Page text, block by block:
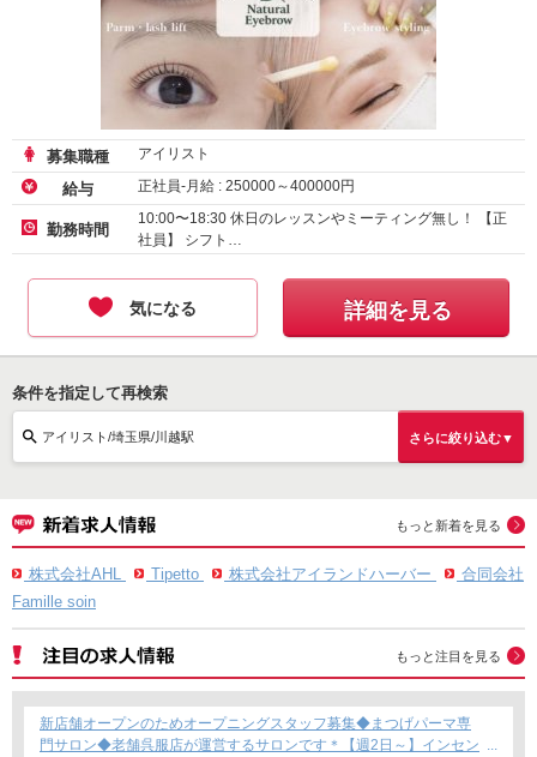
募集職種 アイリスト
給与 正社員-月給 : 250000～400000円
勤務時間
10:00〜18:30 休日のレッスンやミーティング無し！ 【正
社員】 シフト…
気になる 詳細を見る
条件を指定して再検索
アイリスト/埼玉県/川越駅 さらに絞り込む▼
もっと新着を見る
株式会社AHL Tipetto 株式会社アイランドハーバー
合同会社
Famille soin
もっと注目を見る
新店舗オープンのためオープニングスタッフ募集◆まつげパーマ専
門サロン◆老舗呉服店が運営するサロンです＊【週2日～】インセン